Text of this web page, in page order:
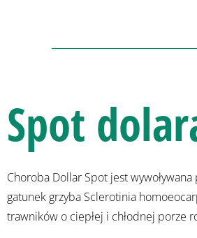
Spot
Choroba Dollar Spot jest
gatunek grzyba Sclerotinia
trawników o ciepłej i chłodnej porze